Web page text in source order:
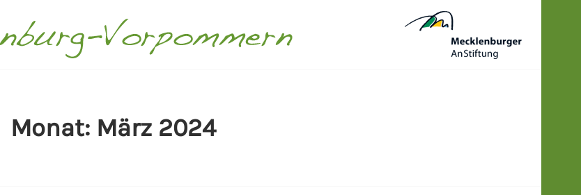
VORPOMMERN
Monat: März 2024